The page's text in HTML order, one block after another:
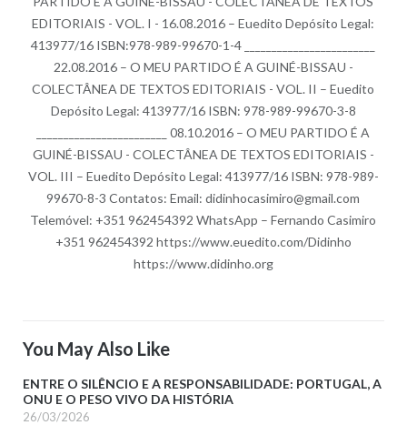
EDITORIAIS - VOL. I - 16.08.2016 – Euedito Depósito Legal:
413977/16 ISBN:978-989-99670-1-4 ________________________
22.08.2016 – O MEU PARTIDO É A GUINÉ-BISSAU -
COLECTÂNEA DE TEXTOS EDITORIAIS - VOL. II – Euedito
Depósito Legal: 413977/16 ISBN: 978-989-99670-3-8
________________________ 08.10.2016 – O MEU PARTIDO É A
GUINÉ-BISSAU - COLECTÂNEA DE TEXTOS EDITORIAIS -
VOL. III – Euedito Depósito Legal: 413977/16 ISBN: 978-989-
99670-8-3 Contatos: Email: didinhocasimiro@gmail.com
Telemóvel: +351 962454392 WhatsApp – Fernando Casimiro
+351 962454392 https://www.euedito.com/Didinho
https://www.didinho.org
You May Also Like
ENTRE O SILÊNCIO E A RESPONSABILIDADE: PORTUGAL, A
ONU E O PESO VIVO DA HISTÓRIA
26/03/2026